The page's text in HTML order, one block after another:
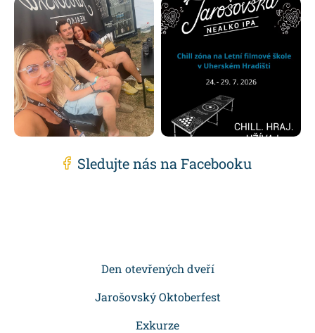
Sledujte nás na Facebooku
Den otevřených dveří
Jarošovský Oktoberfest
Exkurze